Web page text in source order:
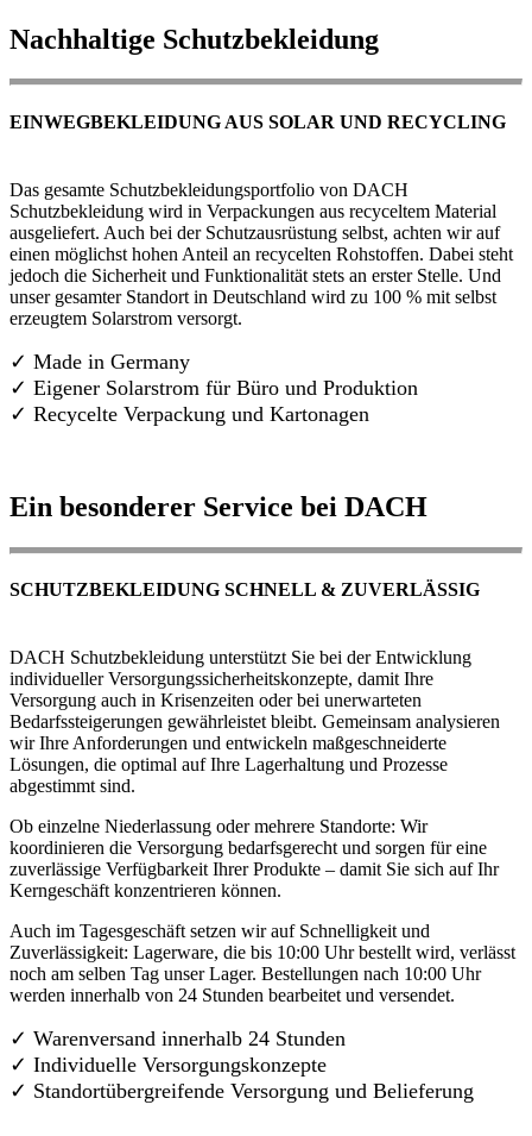
Nachhaltige Schutzbekleidung
EINWEGBEKLEIDUNG AUS SOLAR UND RECYCLING
Das gesamte Schutzbekleidungsportfolio von DACH
Schutzbekleidung wird in Verpackungen aus recyceltem Material
ausgeliefert. Auch bei der Schutzausrüstung selbst, achten wir auf
einen möglichst hohen Anteil an recycelten Rohstoffen. Dabei steht
jedoch die Sicherheit und Funktionalität stets an erster Stelle. Und
unser gesamter Standort in Deutschland wird zu 100 % mit selbst
erzeugtem Solarstrom versorgt.
✓ Made in Germany
✓ Eigener Solarstrom für Büro und Produktion
✓ Recycelte Verpackung und Kartonagen
Ein besonderer Service bei DACH
SCHUTZBEKLEIDUNG SCHNELL & ZUVERLÄSSIG
DACH Schutzbekleidung unterstützt Sie bei der Entwicklung
individueller Versorgungssicherheitskonzepte, damit Ihre
Versorgung auch in Krisenzeiten oder bei unerwarteten
Bedarfssteigerungen gewährleistet bleibt. Gemeinsam analysieren
wir Ihre Anforderungen und entwickeln maßgeschneiderte
Lösungen, die optimal auf Ihre Lagerhaltung und Prozesse
abgestimmt sind.
Ob einzelne Niederlassung oder mehrere Standorte: Wir
koordinieren die Versorgung bedarfsgerecht und sorgen für eine
zuverlässige Verfügbarkeit Ihrer Produkte – damit Sie sich auf Ihr
Kerngeschäft konzentrieren können.
Auch im Tagesgeschäft setzen wir auf Schnelligkeit und
Zuverlässigkeit: Lagerware, die bis 10:00 Uhr bestellt wird, verlässt
noch am selben Tag unser Lager. Bestellungen nach 10:00 Uhr
werden innerhalb von 24 Stunden bearbeitet und versendet.
✓ Warenversand innerhalb 24 Stunden
✓ Individuelle Versorgungskonzepte
✓ Standortübergreifende Versorgung und Belieferung